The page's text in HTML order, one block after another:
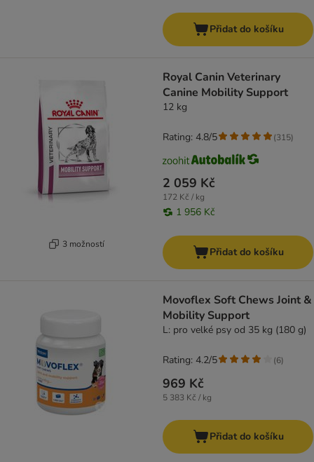
Přidat do košíku
3 možností
Royal Canin Veterinary
Canine Mobility Support
12 kg
2 059 Kč
172 Kč / kg
1 956 Kč
Rating: 4.8/5 (315)
Přidat do košíku
Movoflex Soft Chews Joint &
Mobility Support
L: pro velké psy od 35 kg (180 g)
969 Kč
5 383 Kč / kg
Rating: 4.2/5 (6)
Přidat do košíku